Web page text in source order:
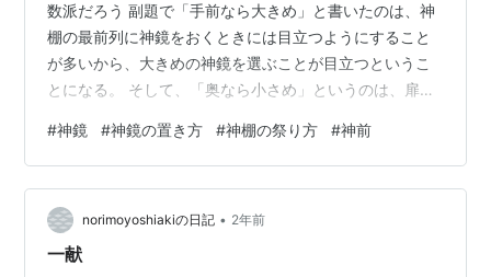
数派だろう 副題で「手前なら大きめ」と書いたのは、神
棚の最前列に神鏡をおくときには目立つようにすること
が多いから、大きめの神鏡を選ぶことが目立つというこ
とになる。 そして、「奥なら小さめ」というのは、扉の
は、あえて大きめを置くということが目立つ。 っで、
「逆は少数派」というのは、「手前に小さな神鏡を置
く」ということになる。 最前列に小さな神鏡をおくと見
えないんですよ。 普通は棚板などに置くでしょうから、
見上げてしまうと神鏡が小さいと見えない。 一般的に神
#神鏡 #神鏡の置き方 #神棚の祭り方 #神前
norimoyoshiakiの日記 • 2年前
一献